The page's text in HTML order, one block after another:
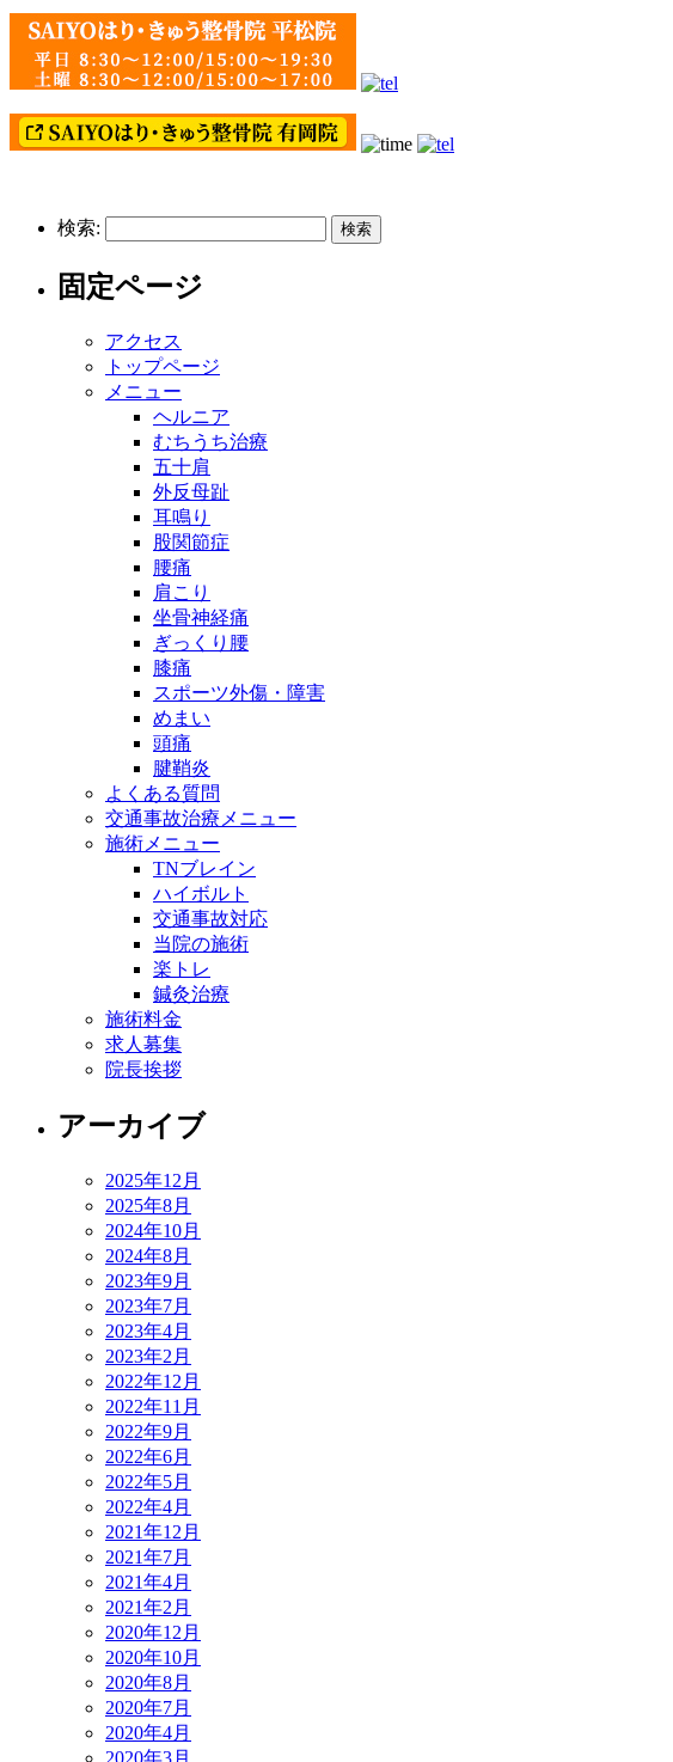
検索:
固定ページ
アクセス
トップページ
メニュー
ヘルニア
むちうち治療
五十肩
外反母趾
耳鳴り
股関節症
腰痛
肩こり
坐骨神経痛
ぎっくり腰
膝痛
スポーツ外傷・障害
めまい
頭痛
腱鞘炎
よくある質問
交通事故治療メニュー
施術メニュー
TNブレイン
ハイボルト
交通事故対応
当院の施術
楽トレ
鍼灸治療
施術料金
求人募集
院長挨拶
アーカイブ
2025年12月
2025年8月
2024年10月
2024年8月
2023年9月
2023年7月
2023年4月
2023年2月
2022年12月
2022年11月
2022年9月
2022年6月
2022年5月
2022年4月
2021年12月
2021年7月
2021年4月
2021年2月
2020年12月
2020年10月
2020年8月
2020年7月
2020年4月
2020年3月